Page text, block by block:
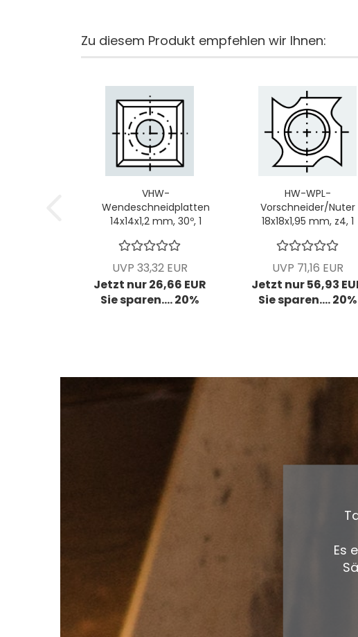
Zu diesem Produkt empfehlen wir Ihnen:
VHW-
Wendeschneidplatten
14x14x1,2 mm, 30º​, 1
UVP 33,32 EUR
Jetzt nur 26,66 EUR
Sie sparen.... 20%
HW-WPL-
Vorschneider/Nuter
18x18x1,95 mm, z4, 1
UVP 71,16 EUR
Jetzt nur 56,93
Sie sparen.... 20%
Es